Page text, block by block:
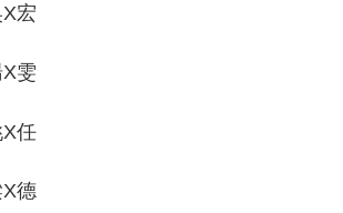
宏
雯
任
德